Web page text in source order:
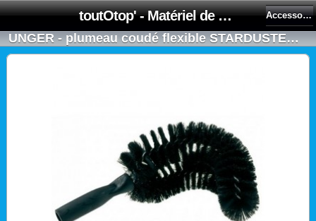
toutOtop' - Matériel de nettoyage, produit d'entretien, lubrifiant pour professionnel et particulier Accessoires pour perches telescopiques
UNGER - plumeau coudé flexible STARDUSTER® - S'adapte sur perche télescopique